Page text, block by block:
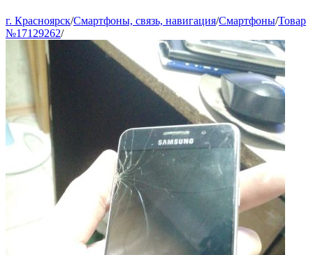
г. Красноярск/Смартфоны, связь, навигация/Смартфоны/Товар
№17129262/